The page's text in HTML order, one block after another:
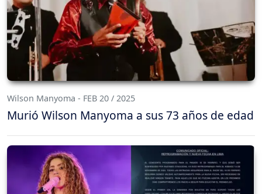
Wilson Manyoma - FEB 20 / 2025
Murió Wilson Manyoma a sus 73 años de edad